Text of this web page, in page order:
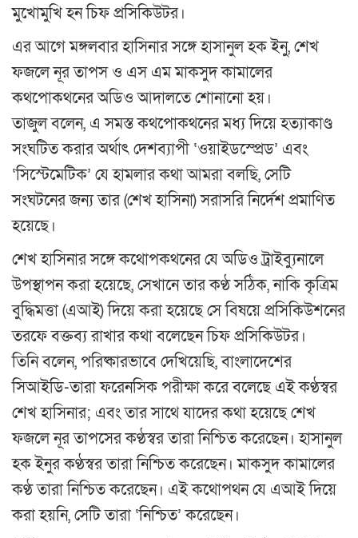
মুখোমুখি হন চিফ প্রসিকিউটর।
এর আগে মঙ্গলবার হাসিনার সঙ্গে হাসানুল হক ইনু, শেখ
ফজলে নূর তাপস ও এস এম মাকসুদ কামালের
কথপোকথনের অডিও আদালতে শোনানো হয়।
তাজুল বলেন, এ সমস্ত কথপোকথনের মধ্য দিয়ে হত্যাকাণ্ড
সংঘটিত করার অর্থাৎ দেশব্যাপী ‘ওয়াইডস্প্রেড’ এবং
‘সিস্টেমেটিক’ যে হামলার কথা আমরা বলছি, সেটি
সংঘটনের জন্য তার (শেখ হাসিনা) সরাসরি নির্দেশ প্রমাণিত
হয়েছে।
শেখ হাসিনার সঙ্গে কথোপকথনের যে অডিও ট্রাইব্যুনালে
উপস্থাপন করা হয়েছে, সেখানে তার কণ্ঠ সঠিক, নাকি কৃত্রিম
বুদ্ধিমত্তা (এআই) দিয়ে করা হয়েছে সে বিষয়ে প্রসিকিউশনের
তরফে বক্তব্য রাখার কথা বলেছেন চিফ প্রসিকিউটর।
তিনি বলেন, পরিষ্কারভাবে দেখিয়েছি, বাংলাদেশের
সিআইডি-তারা ফরেনসিক পরীক্ষা করে বলেছে এই কণ্ঠস্বর
শেখ হাসিনার; এবং তার সাথে যাদের কথা হয়েছে শেখ
ফজলে নূর তাপসের কণ্ঠস্বর তারা নিশ্চিত করেছেন। হাসানুল
হক ইনুর কণ্ঠস্বর তারা নিশ্চিত করেছেন। মাকসুদ কামালের
কণ্ঠ তারা নিশ্চিত করেছেন। এই কথোপথন যে এআই দিয়ে
করা হয়নি, সেটি তারা ‘নিশ্চিত’ করেছেন।